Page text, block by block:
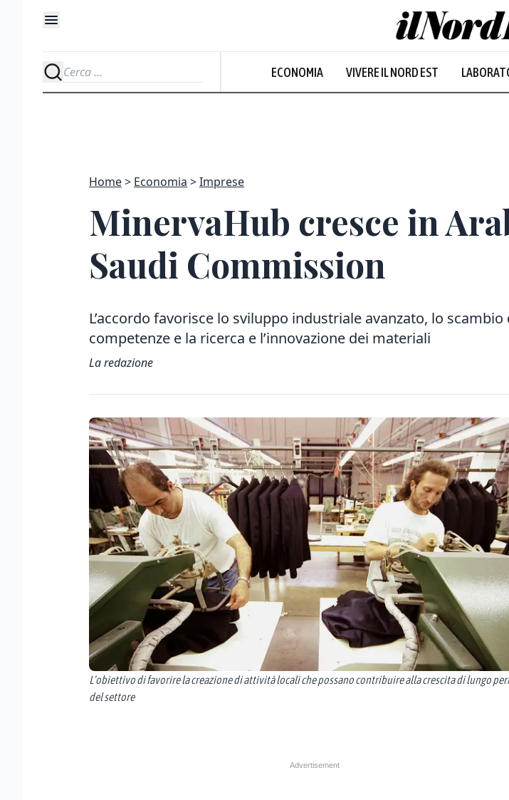
ECONOMIA VIVERE IL NORD EST
Home Economia Imprese
MinervaHub cresce in
Saudi Commission
L’accordo favorisce lo sviluppo industriale avanzato, lo scambio
competenze e la ricerca e l’innovazione dei materiali
La redazione
L’obiettivo di favorire la creazione di attività locali che possano contribuire alla crescita di lungo
del settore